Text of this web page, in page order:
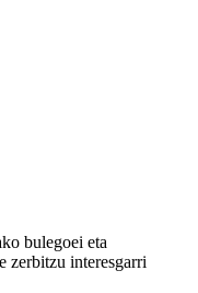
bulegoei eta
zerbitzu interesgarri